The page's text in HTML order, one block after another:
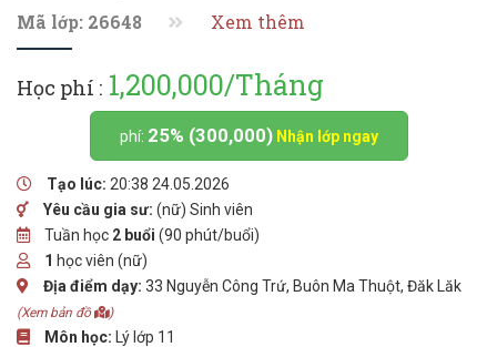
Mã lớp: 26648 Xem thêm
Học phí : 1,200,000/Tháng
phí: 25% (300,000) Nhận lớp ngay
Tạo lúc: 20:38 24.05.2026
Yêu cầu gia sư: (nữ) Sinh viên
Tuần học 2 buổi (90 phút/buổi)
1 học viên (nữ)
Địa điểm dạy: 33 Nguyễn Công Trứ, Buôn Ma Thuột, Đăk Lăk
(Xem bản đồ )
Môn học: Lý lớp 11